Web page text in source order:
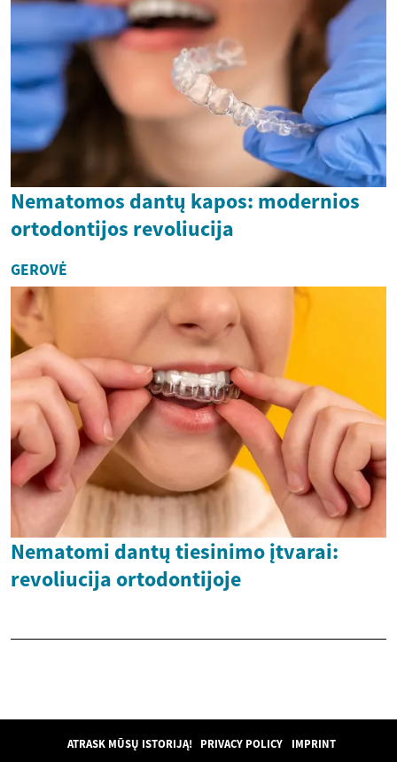
Nematomos dantų kapos: modernios
ortodontijos revoliucija
GEROVĖ
Nematomi dantų tiesinimo įtvarai:
revoliucija ortodontijoje
ATRASK MŪSŲ ISTORIJĄ! PRIVACY POLICY IMPRINT